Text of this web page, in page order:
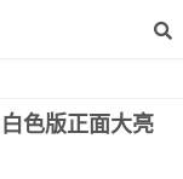
色版正面大亮